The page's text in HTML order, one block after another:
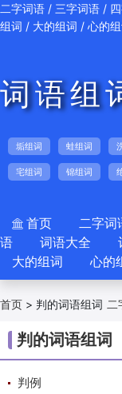
二字词语 / 三字词语 /
组词 / 大的组词 / 心的组
词语组
垢组词 蛙组词
宅组词 锦组词
 首页 二字词
语
词语大全
大的组词
心的
二
水
首页 > 判的词语组词
判的词语组词
判例